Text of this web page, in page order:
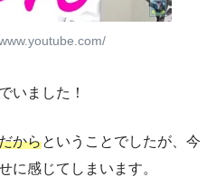
いました！
からということでしたが、今
に感じてしまいます。